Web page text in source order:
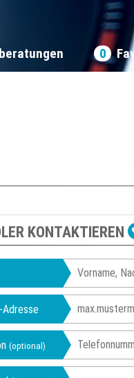
0
KONTAKTIEREN
Adresse
(optional)